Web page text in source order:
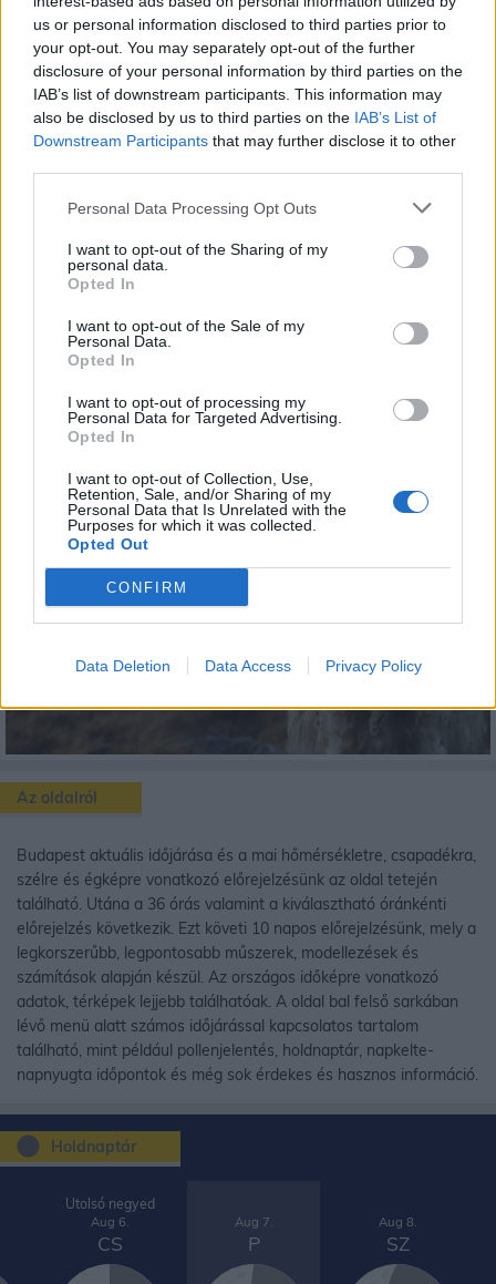
us or personal information disclosed to third parties prior to
your opt-out. You may separately opt-out of the further
disclosure of your personal information by third parties on the
IAB’s list of downstream participants. This information may
also be disclosed by us to third parties on the IAB’s List of
Downstream Participants that may further disclose it to other
Personal Data Processing Opt Outs
I want to opt-out of the Sharing of my
personal data.
Opted In
I want to opt-out of the Sale of my
Personal Data.
Opted In
I want to opt-out of processing my
Personal Data for Targeted Advertising.
Opted In
I want to opt-out of Collection, Use,
Retention, Sale, and/or Sharing of my
Personal Data that Is Unrelated with the
Purposes for which it was collected.
Opted Out
CONFIRM
Data Deletion Data Access Privacy Policy
A nap képe
Holdnaptár
Utolsó negyed
Aug 6.
CS
Aug 7.
P
Aug 8.
SZ
Az oldalról
Budapest aktuális időjárása és a mai hőmérsékletre, csapadékra,
szélre és égképre vonatkozó előrejelzésünk az oldal tetején
található. Utána a 36 órás valamint a kiválasztható óránkénti
előrejelzés következik. Ezt követi 10 napos előrejelzésünk, mely a
legkorszerűbb, legpontosabb műszerek, modellezések és
számítások alapján készül. Az országos időképre vonatkozó
adatok, térképek lejjebb találhatóak. A oldal bal felső sarkában
lévő menü alatt számos időjárással kapcsolatos tartalom
található, mint például pollenjelentés, holdnaptár, napkelte-
napnyugta időpontok és még sok érdekes és hasznos információ.
Vízhőmérséklet
Balaton (Siófok)
Velencei-tó
25°
Duna (Budapest)
Duna (Rajka)
Tisza-tó
Tisza (Tiszabecs)
25°